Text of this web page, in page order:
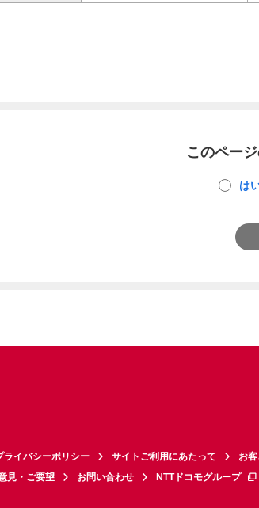
このペー
は
ライバシーポリシー サイトご利用にあたって お
見・ご要望 お問い合わせ NTTドコモグループ